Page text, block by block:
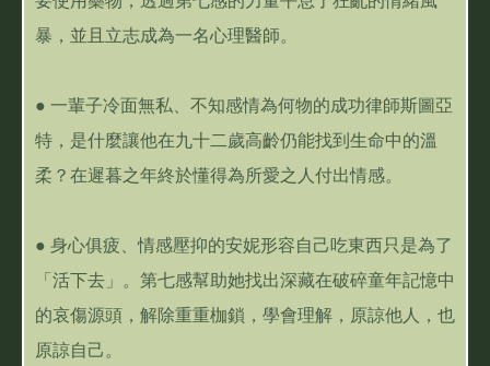
暴，並且立志成為一名心理醫師。
● 一輩子冷面無私、不知感情為何物的成功律師斯圖亞
特，是什麼讓他在九十二歲高齡仍能找到生命中的溫
柔？在遲暮之年終於懂得為所愛之人付出情感。
● 身心俱疲、情感壓抑的安妮形容自己吃東西只是為了
「活下去」。第七感幫助她找出深藏在破碎童年記憶中
的哀傷源頭，解除重重枷鎖，學會理解，原諒他人，也
原諒自己。